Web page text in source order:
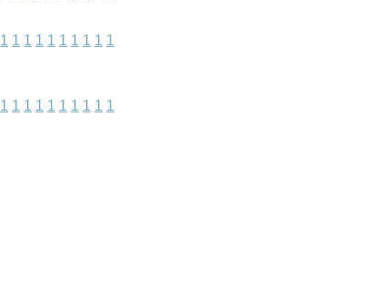
1 1 1 1 1 1 1 1 1 1
1 1 1 1 1 1 1 1 1 1